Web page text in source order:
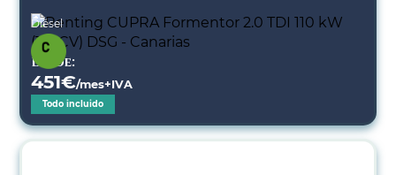
Diésel
Desde:
451€/mes+IVA
Todo incluido